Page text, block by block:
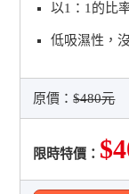
以1：1的比
低吸濕性，
原價：$480元
限時特價：